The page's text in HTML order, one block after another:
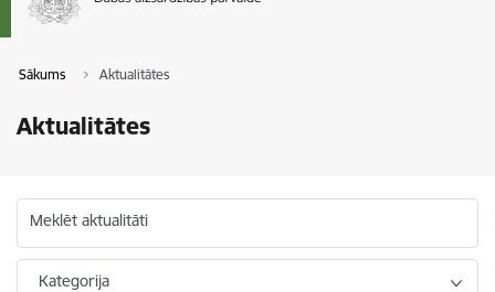
Sākums Aktualitātes
Aktualitātes
Meklēt aktualitāti
Kategorija